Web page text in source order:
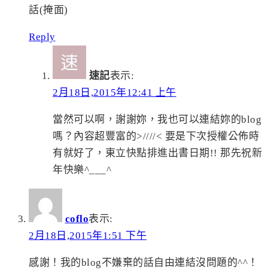
話(掩面)
Reply
速記表示:
2月18日,2015年12:41 上午
當然可以啊，謝謝妳，我也可以連結妳的blog
嗎？內容超豐富的>////< 要是下次授權公佈時
有就好了，東立快點排進出書日期!! 那先祝新
年快樂^___^
coflo表示:
2月18日,2015年1:51 下午
感謝！我的blog不嫌棄的話自由連結沒問題的^^！